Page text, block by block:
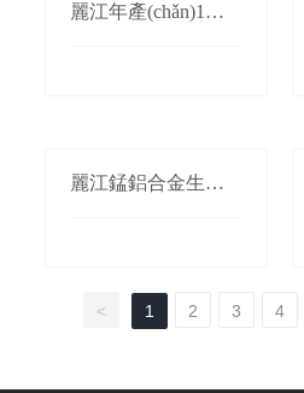
麗江年產(chǎn)1萬
麗江錳鋁合金生產(c
< 1 2 3 4